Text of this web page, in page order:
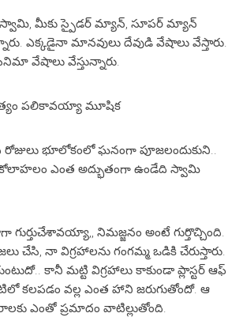
స్వామి, మీకు స్పైడర్ మ్యాన్, సూపర్ మ్యాన్
ఎక్కడైనా మానవులు దేవుడి వేషాలు వేస్తారు.
వేషాలు వేస్తున్నారు.
సత్యం పలికావయ్యా మూషిక
రోజులు భూలోకంలో ఘనంగా పూజలందుకుని..
ఎంత అద్భుతంగా ఉండేది స్వామి
గుర్తుచేశావయ్యా,, నిమజ్జనం అంటే గుర్తొచ్చింది.
చేసి, నా విగ్రహాలను గంగమ్మ ఒడికి చేరుస్తారు.
కానీ మట్టి విగ్రహాలు కాకుండా ప్లాస్టర్ ఆఫ్
కలపడం వల్ల ఎంత హాని జరుగుతోందో. ఆ
ఎంతో ప్రమాదం వాటిల్లుతోంది.